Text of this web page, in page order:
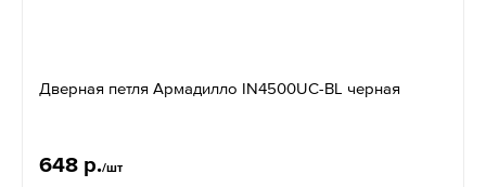
Дверная петля Армадилло IN4500UC-BL черная
648 р./шт